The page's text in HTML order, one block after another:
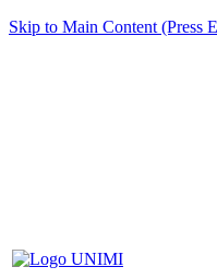
Skip to Main Content (Press